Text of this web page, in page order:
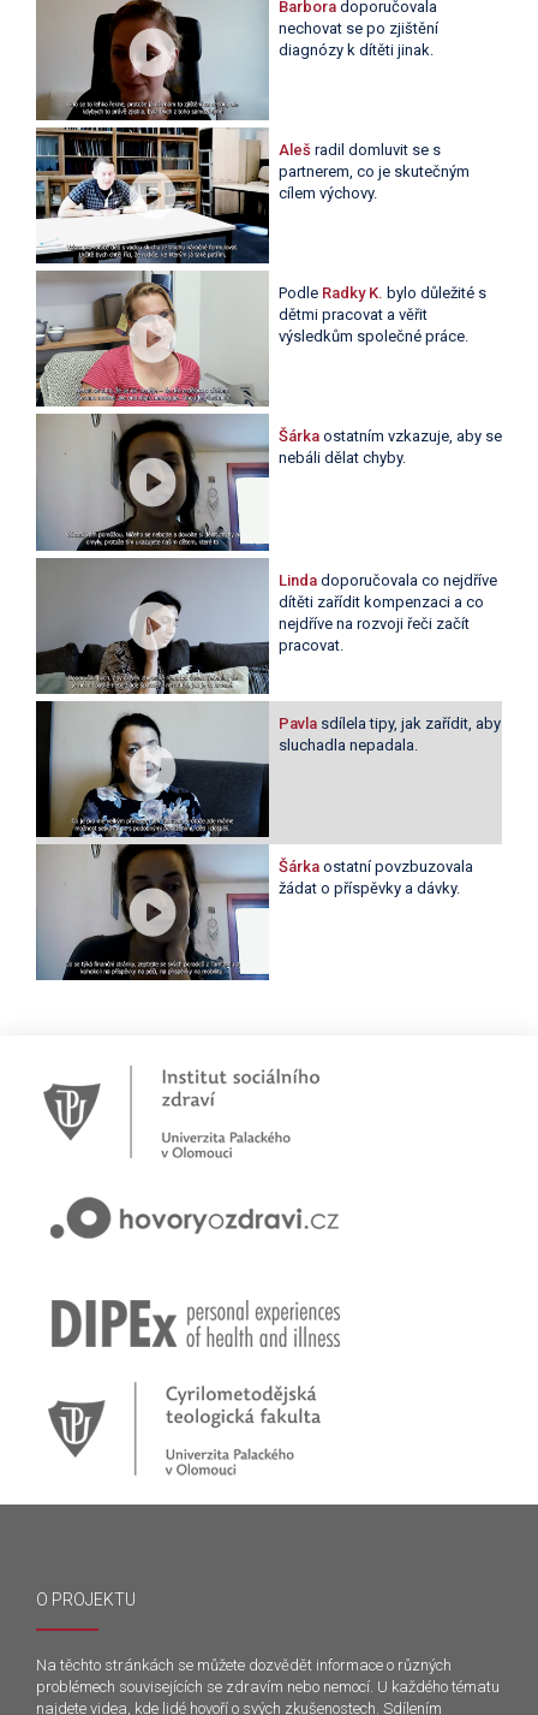
Barbora doporučovala
nechovat se po zjištění
diagnózy k dítěti jinak.
Aleš radil domluvit se s
partnerem, co je skutečným
cílem výchovy.
Podle Radky K. bylo důležité s
dětmi pracovat a věřit
výsledkům společné práce.
Šárka ostatním vzkazuje, aby se
nebáli dělat chyby.
Linda doporučovala co nejdříve
dítěti zařídit kompenzaci a co
nejdříve na rozvoji řeči začít
pracovat.
Pavla sdílela tipy, jak zařídit, aby
sluchadla nepadala.
Šárkaostatní povzbuzovala
žádat o příspěvky a dávky.
O PROJEKTU
Na těchto stránkách se můžete dozvědět informace o různých
problémech souvisejících se zdravím nebo nemocí. U každého tématu
najdete videa, kde lidé hovoří o svých zkušenostech. Sdílením